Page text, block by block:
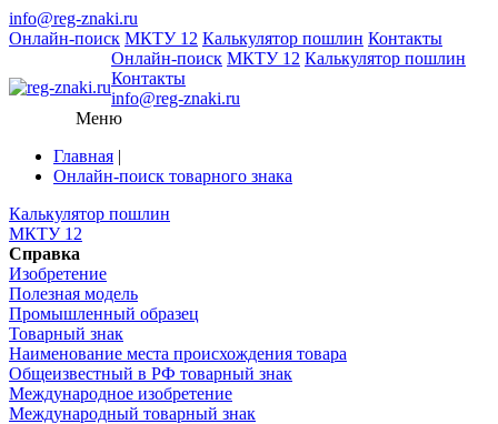
info@reg-znaki.ru
Онлайн-поиск МКТУ 12 Калькулятор пошлин Контакты
Онлайн-поиск МКТУ 12 Калькулятор пошлин
Контакты
info@reg-znaki.ru
Меню
Главная |
Онлайн-поиск товарного знака
Калькулятор пошлин
МКТУ 12
Справка
Изобретение
Полезная модель
Промышленный образец
Товарный знак
Наименование места происхождения товара
Общеизвестный в РФ товарный знак
Международное изобретение
Международный товарный знак